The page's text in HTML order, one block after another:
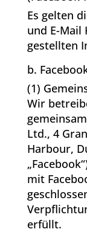
Es gelten
und E-Mail
gestellten
b.
(1)
Wir
Ltd., 4
Harbour,
mit
erfüllt.